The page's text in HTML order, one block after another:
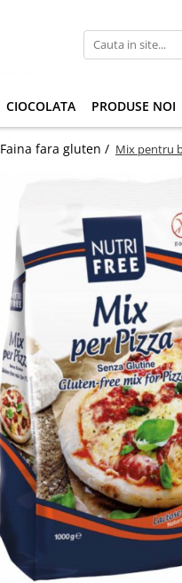
CIOCOLATA PRODUSE NOI
Faina fara gluten / Mix pentru